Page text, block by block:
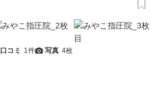
口コミ 1件 写真 4枚